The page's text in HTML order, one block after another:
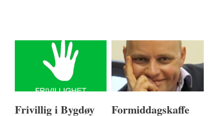
Frivillig i Bygdøy Formiddagskaffe